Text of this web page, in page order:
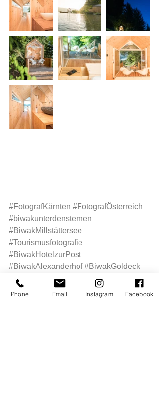
#FotografKärnten #FotografÖsterreich
#biwakunterdensternen
#BiwakMillstättersee
#Tourismusfotografie
#BiwakHotelzurPost
#BiwakAlexanderhof #BiwakGoldeck
#BiwakPesenthein
#Fotograf
#Oberkärnten #FotografOberkärnten
Phone Email Instagram Facebook